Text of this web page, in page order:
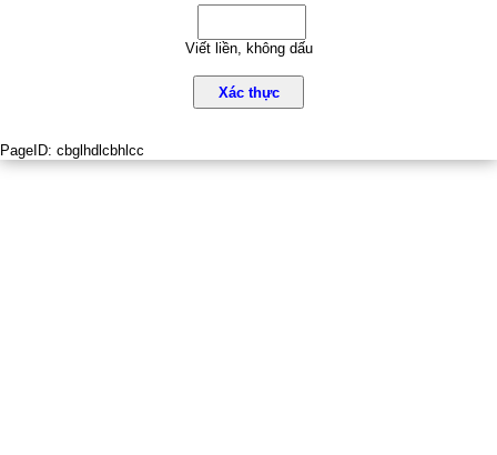
Viết liền, không dấu
Xác thực
PageID: cbglhdlcbhlcc